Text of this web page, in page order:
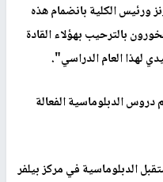
ورئيس الكلية بانضمام هذه
بالترحيب بهؤلاء القادة
لهذا العام الدراسي".
الدبلوماسية الفعالة
الدبلوماسية في مركز بيلفر